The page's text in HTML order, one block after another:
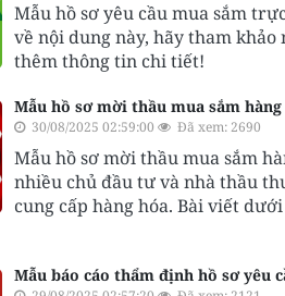
Mẫu hồ sơ yêu cầu mua sắm
về nội dung này, hãy tham
thêm thông tin chi tiết!
Mẫu hồ sơ mời thầu mua sắm
30/08/2025 02:59:00 Đã xem: 2690
Mẫu hồ sơ mời thầu mua sắm
nhiều chủ đầu tư và nhà thầu
cung cấp hàng hóa. Bài viết
Mẫu báo cáo thẩm định hồ sơ yêu